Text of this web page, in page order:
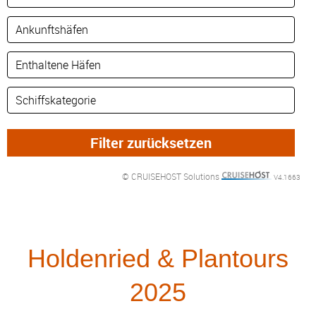
© CRUISEHOST Solutions V4.1663
Holdenried & Plantours
2025